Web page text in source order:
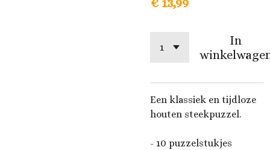
In
Een klassiek en tijdloze
houten steekpuzzel.
- 10 puzzelstukjes